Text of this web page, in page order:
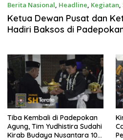
Berita Nasional, Headline, Kegiatan,
2022
Ketua Dewan Pusat dan
Hadiri Baksos di
Tiba Kembali di Padepokan
Agung, Tim Yudhistira Sudahi
Kirab Budaya Nusantara 100